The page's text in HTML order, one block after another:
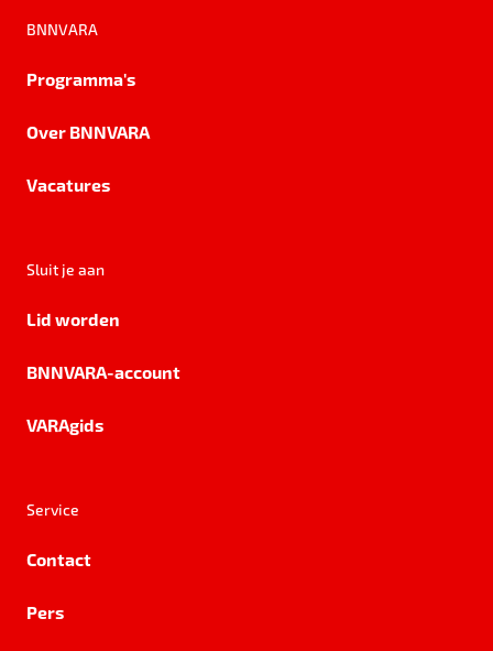
BNNVARA
Programma's
Over BNNVARA
Vacatures
Sluit je aan
Lid worden
BNNVARA-account
VARAgids
Service
Contact
Pers